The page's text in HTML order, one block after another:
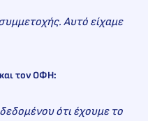
Αυτό είχαμε
τον ΟΦΗ:
ότι έχουμε το